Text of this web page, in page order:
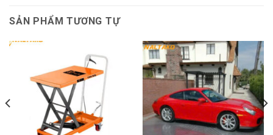
SẢN PHẨM TƯƠNG TỰ